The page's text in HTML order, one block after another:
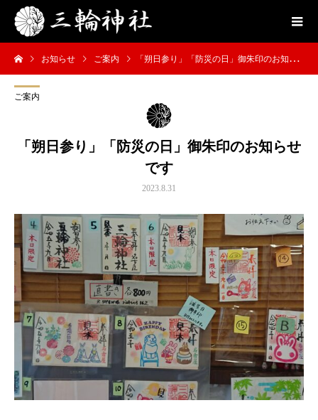
お知らせ ご案内 「朔日参り」「防災の日」御朱印のお知らせです
ご案内
「朔日参り」「防災の日」御朱印のお知らせ
です
2023.8.31